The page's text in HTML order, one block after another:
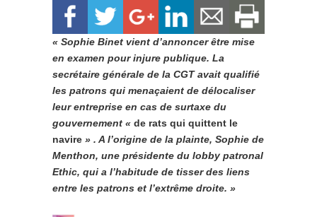
« Sophie Binet vient d’annoncer être mise
en examen pour injure publique. La
secrétaire générale de la CGT avait qualifié
les patrons qui menaçaient de délocaliser
leur entreprise en cas de surtaxe du
gouvernement « de rats qui quittent le
navire » . A l’origine de la plainte, Sophie de
Menthon, une présidente du lobby patronal
Ethic, qui a l’habitude de tisser des liens
entre les patrons et l’extrême droite. »